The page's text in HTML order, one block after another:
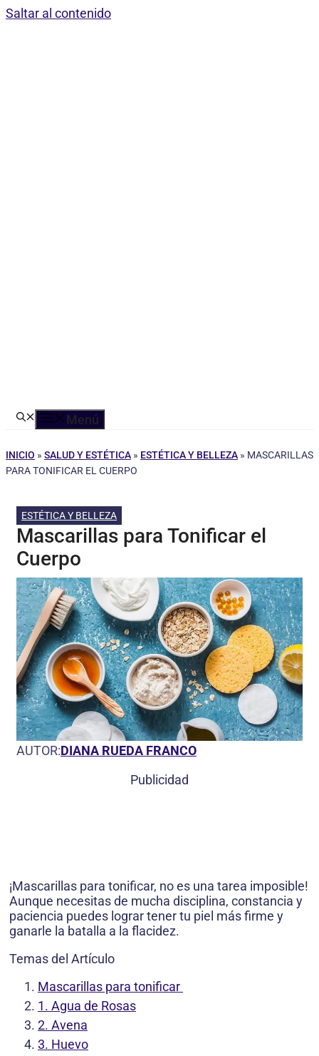
Saltar al contenido
Menú
INICIO » SALUD Y ESTÉTICA » ESTÉTICA Y BELLEZA » MASCARILLAS
PARA TONIFICAR EL CUERPO
ESTÉTICA Y BELLEZA
Mascarillas para Tonificar el
Cuerpo
AUTOR:DIANA RUEDA FRANCO
Publicidad
¡Mascarillas para tonificar, no es una tarea imposible!
Aunque necesitas de mucha disciplina, constancia y
paciencia puedes lograr tener tu piel más firme y
ganarle la batalla a la flacidez.
Temas del Artículo
Mascarillas para tonificar
1. Agua de Rosas
2. Avena
3. Huevo